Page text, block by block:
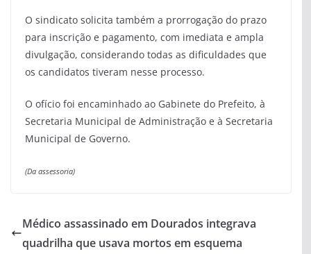
O sindicato solicita também a prorrogação do prazo
para inscrição e pagamento, com imediata e ampla
divulgação, considerando todas as dificuldades que
os candidatos tiveram nesse processo.
O ofício foi encaminhado ao Gabinete do Prefeito, à
Secretaria Municipal de Administração e à Secretaria
Municipal de Governo.
(Da assessoria)
Médico assassinado em Dourados integrava
quadrilha que usava mortos em esquema